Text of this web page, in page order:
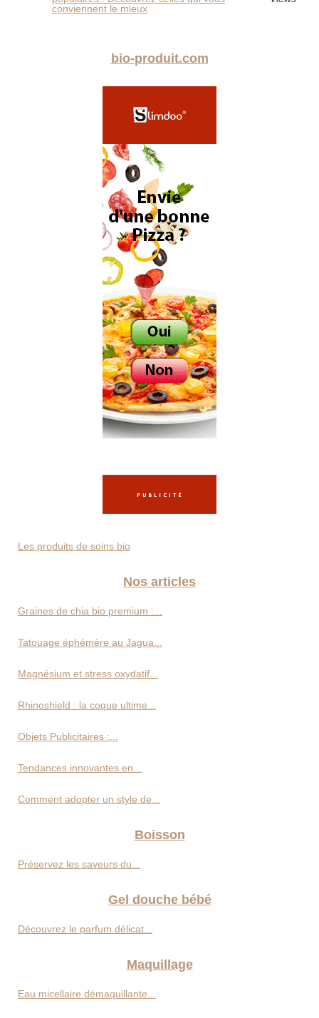
conviennent le mieux
bio-produit.com
Les produits de soins bio
Nos articles
Graines de chia bio premium :...
Tatouage éphémère au Jagua...
Magnésium et stress oxydatif...
Rhinoshield : la coque ultime...
Objets Publicitaires :...
Tendances innovantes en...
Comment adopter un style de...
Boisson
Préservez les saveurs du...
Gel douche bébé
Découvrez le parfum délicat...
Maquillage
Eau micellaire démaquillante...